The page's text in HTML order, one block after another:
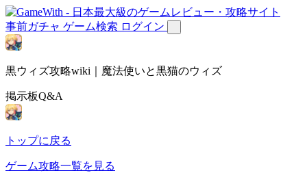
事前ガチャ ゲーム検索 ログイン
黒ウィズ攻略wiki｜魔法使いと黒猫のウィズ
掲示板Q&A
トップに戻る
ゲーム攻略一覧を見る